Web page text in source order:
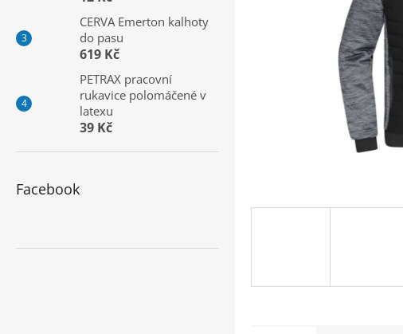
CERVA Emerton kalhoty
do pasu
619 Kč
PETRAX pracovní
rukavice polomáčené v
latexu
39 Kč
Facebook